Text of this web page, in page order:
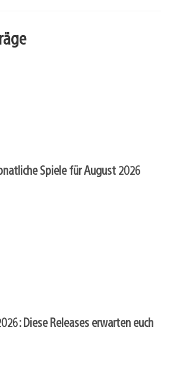
Spiele für August 2026
Diese Releases erwarten euch